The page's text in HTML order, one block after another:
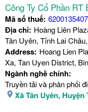
Công Ty Cổ Phần RT
Mã số thuế: 6200135407
Địa chỉ: Hoàng Liên
Tân Uyên, Tỉnh Lai
Address: Hoang Lien
Xa, Tan Uyen District,
Ngành nghề chính:
Truyền tải và phân phối
Xã Tân Uyên, Huyện